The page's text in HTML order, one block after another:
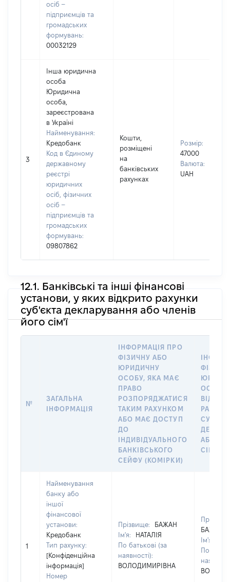
осіб –
підприємців та
громадських
формувань:
00032129
3
Інша юридична
особа
Юридична
особа,
зареєстрована
в Україні
Найменування:
Кредобанк
Код в Єдиному
державному
реєстрі
юридичних
осіб, фізичних
осіб –
підприємців та
громадських
формувань:
09807862
Кошти,
розміщені
на
банківських
рахунках
Розмір:
47000
Валюта:
UAH
12.1. Банківські та інші фінансові
установи, у яких відкрито рахунки
суб'єкта декларування або членів
його сім'ї
№
ЗАГАЛЬНА
ІНФОРМАЦІЯ
ІНФОРМАЦІЯ ПРО
ФІЗИЧНУ АБО
ЮРИДИЧНУ
ОСОБУ, ЯКА МАЄ
ПРАВО
РОЗПОРЯДЖАТИСЯ
ТАКИМ РАХУНКОМ
АБО МАЄ ДОСТУП
ДО
ІНДИВІДУАЛЬНОГО
БАНКІВСЬКОГО
СЕЙФУ (КОМІРКИ)
ОСОБУ,
АБО
СІМ’Ї
1
Найменування
банку або
іншої
фінансової
установи:
Кредобанк
Тип рахунку:
[Конфіденційна
інформація]
Номер
Прізвище:
БАЖАН
Ім'я:
НАТАЛІЯ
По батькові (за
наявності):
ВОЛОДИМИРІВНА
БАЖАН
Ім'я:
По